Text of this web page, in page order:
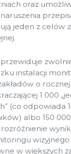
oraz
jeden z celów
instalacji
o
1 000
(co odpowiada
albo 150
wizyjnego
w większych